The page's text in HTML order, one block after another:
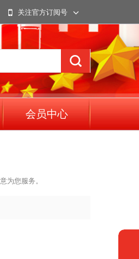
关注官方订阅号
会员中心
为您服务。